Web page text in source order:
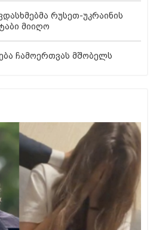
რუსეთ-უკრაინის
მიიღო
ჩამოერთვას მშობელს